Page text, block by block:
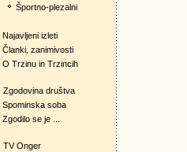
Športno-plezalni
Najavljeni izleti
Članki, zanimivosti
O Trzinu in Trzincih
Zgodovina društva
Spominska soba
Zgodilo se je ...
TV Onger